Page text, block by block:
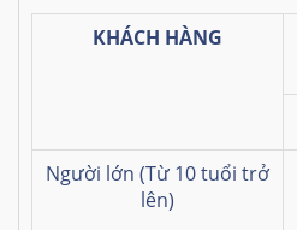
KHÁCH HÀNG
Người lớn (Từ 10 tuổi trở
lên)